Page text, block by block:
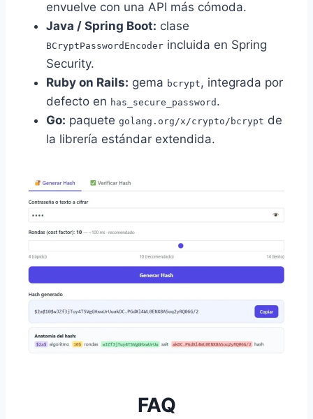
envuelve con una API más cómoda.
Java / Spring Boot: clase
BCryptPasswordEncoder incluida en Spring
Security.
Ruby on Rails: gema bcrypt, integrada por
defecto en has_secure_password .
Go: paquete golang.org/x/crypto/bcrypt de
la librería estándar extendida.
FAQ